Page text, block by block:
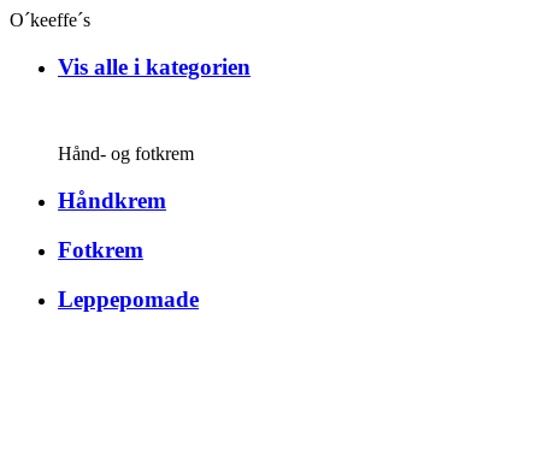
O´keeffe´s
Vis alle i kategorien
Hånd- og fotkrem
Håndkrem
Fotkrem
Leppepomade